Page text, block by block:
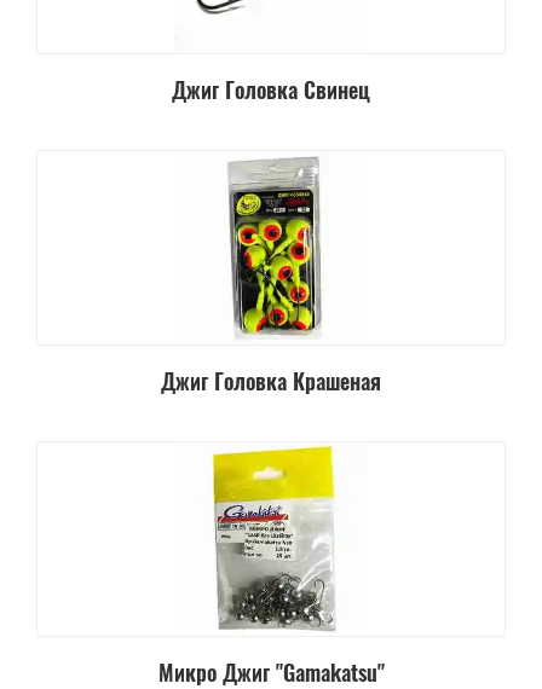
Джиг Головка Свинец
Джиг Головка Крашеная
Микро Джиг "Gamakatsu"